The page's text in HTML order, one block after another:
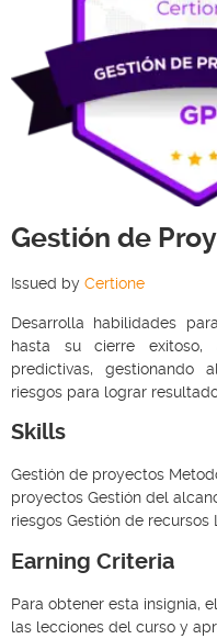
Gestión de
Issued by Certione
Desarrolla habilidades
hasta su cierre exitoso,
predictivas, gestionando
riesgos para lograr
Skills
Gestión de proyectos
proyectos Gestión del
riesgos Gestión de
Earning Criteria
Para obtener esta insignia,
las lecciones del curso y